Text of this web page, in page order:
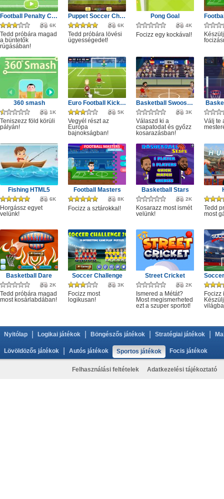
Football Penalty Champions
6K
Tedd próbára magad
a büntetők
rúgásában!
Puppet Soccer Challenge
6K
Tedd próbára lövési
ügyességedet!
Pong Goal
4K
Focizz egy kockával!
360 smash
1K
Teniszezz föld körüli
pályán!
Euro Football Kick 2016
5K
Vegyél részt az
Európa
bajnokságban!
Basketball Swooshes
3K
Válaszd ki a
csapatodat és győzz
kosarazásban!
Válj te
Fishing HTML5
6K
Horgássz egyet
velünk!
Football Masters
8K
Focizz a sztárokkal!
Basketball Stars
2K
Kosarazz most ismét
velünk!
Tedd
most
Basketball Dare
2K
Tedd próbára magad
most kosárlabdában!
Soccer Challenge
3K
Focizz most
logikusan!
Street Cricket
2K
Ismered a Métát?
Most megismerheted
ezt a szuper sportot!
Focizz
Nyitólap Logikai játékok Böngészős játékok Stratégiai játékok
Lövöldözős játékok Autós játékok Sportos játékok Focis játékok
Felhasználási feltételek Adatkezelési tájékoztató